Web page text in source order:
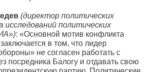
(директор политических
политических
: «Основной мотив конфликта
в том, что лидер
не согласен работать с
посредника Балогу и отдавать свою